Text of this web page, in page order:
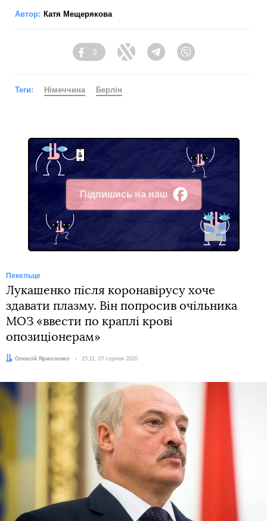
Автор: Катя Мещерякова
Facebook
3
Twitter Telegram
Теги: Німеччина Берлін
Підпишись на наш
Facebook
Пекельце
Лукашенко після коронавірусу хоче
здавати плазму. Він попросив очільника
МОЗ «ввести по краплі крові
опозиціонерам»
Автор:
Олексій Ярмоленко Дата:
15:11, 07 серпня 2020